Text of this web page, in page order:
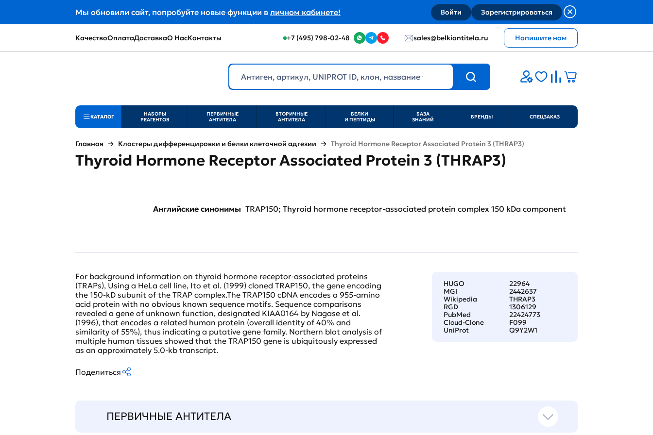
Мы обновили сайт, попробуйте новые функции в личном кабинете! Войти Зарегистрироваться
КачествоОплатаДоставкаО НасКонтакты +7 (495) 798-02-48 sales@belkiantitela.ru Напишите нам
КАТАЛОГ
НАБОРЫ
РЕАГЕНТОВ
ПЕРВИЧНЫЕ
АНТИТЕЛА
ВТОРИЧНЫЕ
АНТИТЕЛА
БЕЛКИ
И ПЕПТИДЫ
БАЗА
ЗНАНИЙ
БРЕНДЫ СПЕЦЗАКАЗ
Главная Кластеры дифференцировки и белки клеточной адгезии Thyroid Hormone Receptor Associated Protein 3 (THRAP3)
Thyroid Hormone Receptor Associated Protein 3 (THRAP3)
Английские синонимы TRAP150; Thyroid hormone receptor-associated protein complex 150 kDa component
HUGO
22964
MGI
2442637
Wikipedia
THRAP3
RGD
1306129
PubMed
22424773
Cloud-Clone
F099
UniProt
Q9Y2W1
For background information on thyroid hormone receptor-associated proteins
(TRAPs), Using a HeLa cell line, Ito et al. (1999) cloned TRAP150, the gene encoding
the 150-kD subunit of the TRAP complex.The TRAP150 cDNA encodes a 955-amino
acid protein with no obvious known sequence motifs. Sequence comparisons
revealed a gene of unknown function, designated KIAA0164 by Nagase et al.
(1996), that encodes a related human protein (overall identity of 40% and
similarity of 55%), thus indicating a putative gene family. Northern blot analysis of
multiple human tissues showed that the TRAP150 gene is ubiquitously expressed
as an approximately 5.0-kb transcript.
Поделиться
ПЕРВИЧНЫЕ АНТИТЕЛА